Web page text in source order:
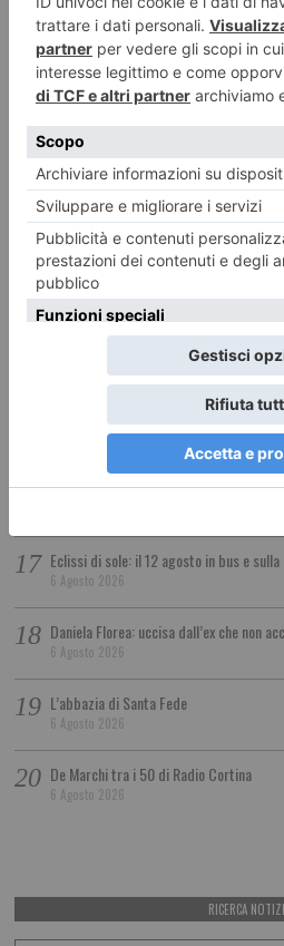
Challenge Stellina tra Susa e
7 Agosto 2026
Incroci più accessibili: segnalatori
semafori trafficati
6 Agosto 2026
Incidente in tangenziale, morto
6 Agosto 2026
Montagna piemontese, dalla Regione
delle aree montane
6 Agosto 2026
Treni, lavori tra Salbertrand e Bussoleno
“Mario Dondero. Inediti”. Al “Forte di
6 Agosto 2026
La locomotiva di Guccini (e di Pietro
Eclissi di sole: il 12 agosto in bus e
6 Agosto 2026
Daniela Florea: uccisa dall’ex che non
6 Agosto 2026
L’abbazia di Santa Fede
6 Agosto 2026
De Marchi tra i 50 di Radio Cortina
6 Agosto 2026
RICERCA